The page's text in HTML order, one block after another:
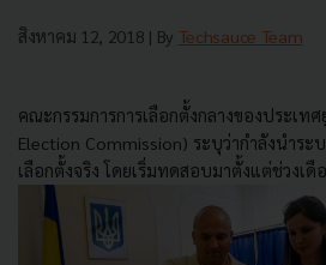
สิงหาคม 12, 2018 | By Techsauce Team
คณะกรรมการการเลือกตั้งกลางของประเท
Election Commission) ระบุว่ากำลังนำระ
เลือกตั้งจริง โดยเริ่มทดสอบมาตั้งแต่ช่วงเ